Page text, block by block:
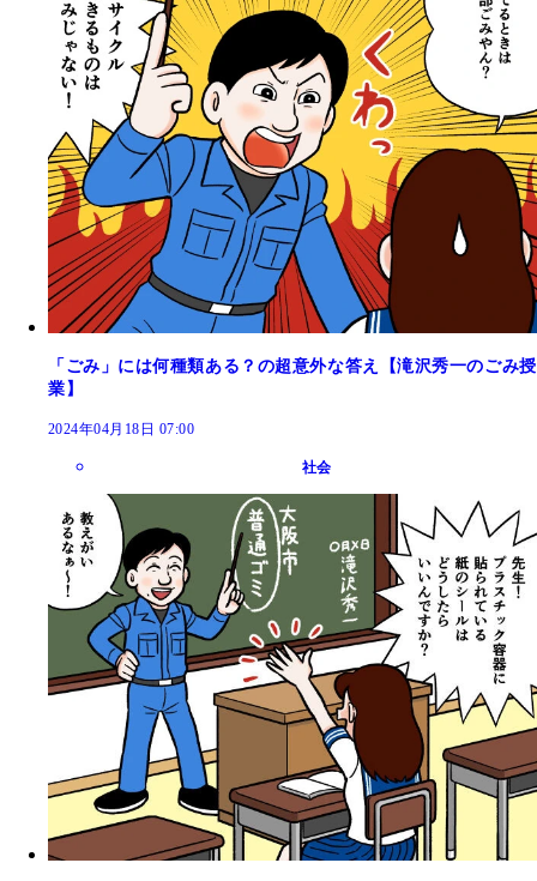
「ごみ」には何種類ある？の超意外な答え【滝沢秀一のごみ授
業】
2024年04月18日 07:00
社会